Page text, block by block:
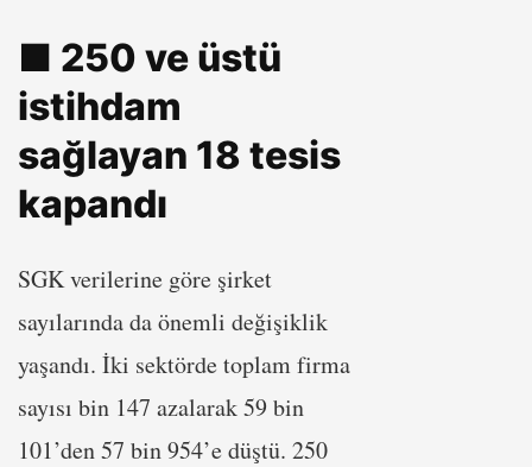
■ 250 ve üstü
istihdam
sağlayan 18 tesis
kapandı
SGK verilerine göre şirket
sayılarında da önemli değişiklik
yaşandı. İki sektörde toplam firma
sayısı bin 147 azalarak 59 bin
101’den 57 bin 954’e düştü. 250